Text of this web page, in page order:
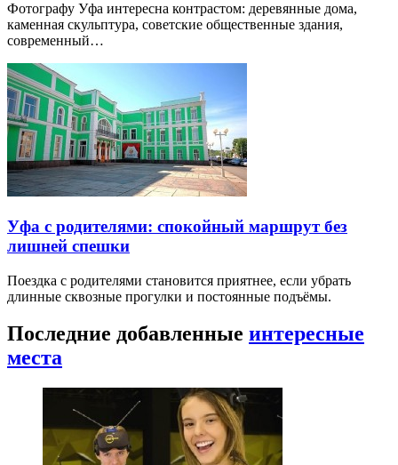
Фотографу Уфа интересна контрастом: деревянные дома,
каменная скульптура, советские общественные здания,
современный…
Уфа с родителями: спокойный маршрут без
лишней спешки
Поездка с родителями становится приятнее, если убрать
длинные сквозные прогулки и постоянные подъёмы.
Последние добавленные интересные
места